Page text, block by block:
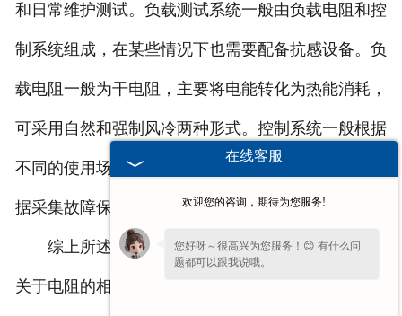
和日常维护测试。负载测试系统一般由负载电阻和控
制系统组成，在某些情况下也需要配备抗感设备。负
载电阻一般为干电阻，主要将电能转化为热能消耗，
可采用自然和强制风冷两种形式。控制系统一般根据
不同的使用场合进行特殊配置，通常具有档位控制数
据采集故障保护等功能。
综上所述是安徽波纹制动电阻厂家和大家分享的
关于电阻的相关知识，更多相关讯息，欢迎关注我司
在线客服
欢迎您的咨询，期待为您服务!
您好呀～很高兴为您服务！😊 有什么问
题都可以跟我说哦。